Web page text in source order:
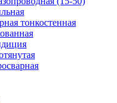
тонкостенная